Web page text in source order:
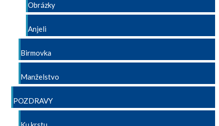
Obrázky
Anjeli
Birmovka
Manželstvo
POZDRAVY